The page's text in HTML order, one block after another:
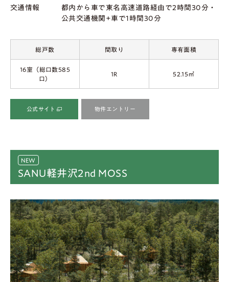
交通情報
都内から車で東名高速道路経由で2時間30分・
公共交通機関+車で1時間30分
総戸数 間取り 専有面積
16室（総口数585
口）
1R 52.15㎡
公式サイト 物件エントリー
SANU軽井沢2nd MOSS